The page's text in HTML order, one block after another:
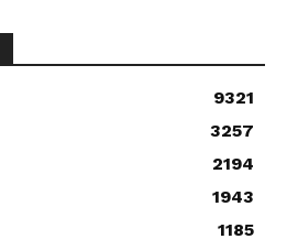
9321
3257
2194
1943
1185